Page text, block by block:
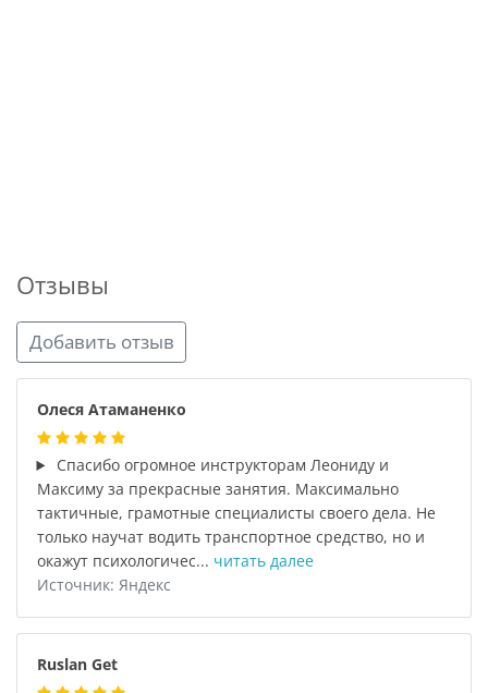
Отзывы
Добавить отзыв
Олеся Атаманенко
Спасибо огромное инструкторам Леониду и
Максиму за прекрасные занятия. Максимально
тактичные, грамотные специалисты своего дела. Не
только научат водить транспортное средство, но и
окажут психологичес... читать далее
Источник: Яндекс
Ruslan Get